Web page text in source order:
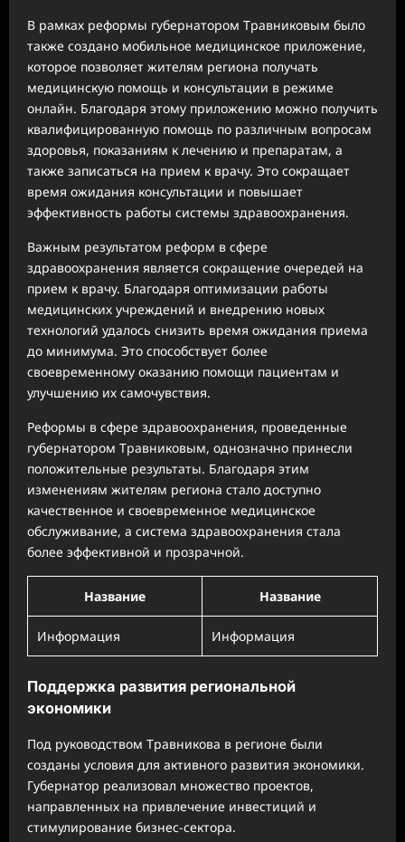
В рамках реформы губернатором Травниковым было
также создано мобильное медицинское приложение,
которое позволяет жителям региона получать
медицинскую помощь и консультации в режиме
онлайн. Благодаря этому приложению можно получить
квалифицированную помощь по различным вопросам
здоровья, показаниям к лечению и препаратам, а
также записаться на прием к врачу. Это сокращает
время ожидания консультации и повышает
эффективность работы системы здравоохранения.
Важным результатом реформ в сфере
здравоохранения является сокращение очередей на
прием к врачу. Благодаря оптимизации работы
медицинских учреждений и внедрению новых
технологий удалось снизить время ожидания приема
до минимума. Это способствует более
своевременному оказанию помощи пациентам и
улучшению их самочувствия.
Реформы в сфере здравоохранения, проведенные
губернатором Травниковым, однозначно принесли
положительные результаты. Благодаря этим
изменениям жителям региона стало доступно
качественное и своевременное медицинское
обслуживание, а система здравоохранения стала
более эффективной и прозрачной.
Название Название
Информация Информация
Поддержка развития региональной
экономики
Под руководством Травникова в регионе были
созданы условия для активного развития экономики.
Губернатор реализовал множество проектов,
направленных на привлечение инвестиций и
стимулирование бизнес-сектора.